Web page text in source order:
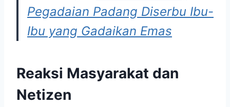
Pegadaian Padang Diserbu Ibu-
Ibu yang Gadaikan Emas
Reaksi Masyarakat dan
Netizen